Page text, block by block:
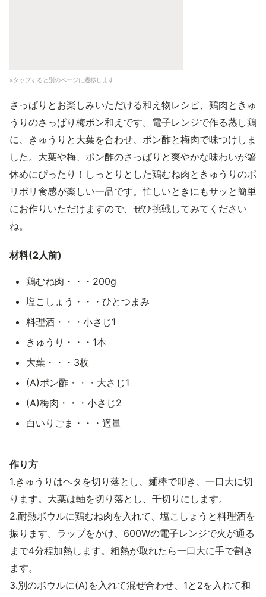
※タップすると別のページに遷移します
さっぱりとお楽しみいただける和え物レシピ、鶏肉ときゅ
うりのさっぱり梅ポン和えです。電子レンジで作る蒸し鶏
に、きゅうりと大葉を合わせ、ポン酢と梅肉で味つけしま
した。大葉や梅、ポン酢のさっぱりと爽やかな味わいが箸
休めにぴったり！しっとりとした鶏むね肉ときゅうりのポ
リポリ食感が楽しい一品です。忙しいときにもサッと簡単
にお作りいただけますので、ぜひ挑戦してみてください
ね。
材料(2人前)
鶏むね肉・・・200g
塩こしょう・・・ひとつまみ
料理酒・・・小さじ1
きゅうり・・・1本
大葉・・・3枚
(A)ポン酢・・・大さじ1
(A)梅肉・・・小さじ2
白いりごま・・・適量
作り方
1.きゅうりはヘタを切り落とし、麺棒で叩き、一口大に切
ります。大葉は軸を切り落とし、千切りにします。
2.耐熱ボウルに鶏むね肉を入れて、塩こしょうと料理酒を
振ります。ラップをかけ、600Wの電子レンジで火が通る
まで4分程加熱します。粗熱が取れたら一口大に手で割き
ます。
3.別のボウルに(A)を入れて混ぜ合わせ、1と2を入れて和